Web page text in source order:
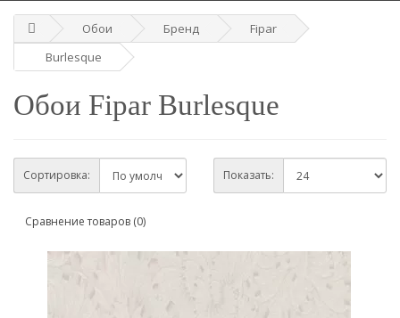
Обои Бренд
Fipar
Burlesque
Обои Fipar Burlesque
Сортировка: Показать:
Сравнение товаров (0)